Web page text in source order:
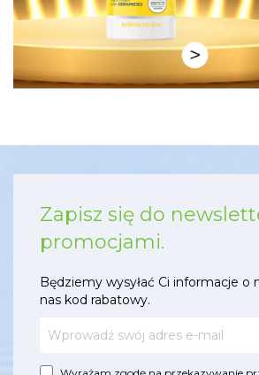
Zapisz się do
promocjami.
Będziemy wysyłać Ci informacje
nas kod rabatowy.